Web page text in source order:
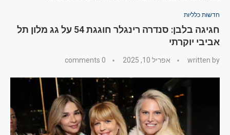
חדשות כלליות
חגיגה בלבן: סנדרה רינגלר חוגגת 54 על גג מלון תל
אביבי יוקרתי
written by אפריל 10, 2025 0 comments